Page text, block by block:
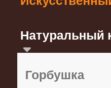
Натуральный
Горбушка